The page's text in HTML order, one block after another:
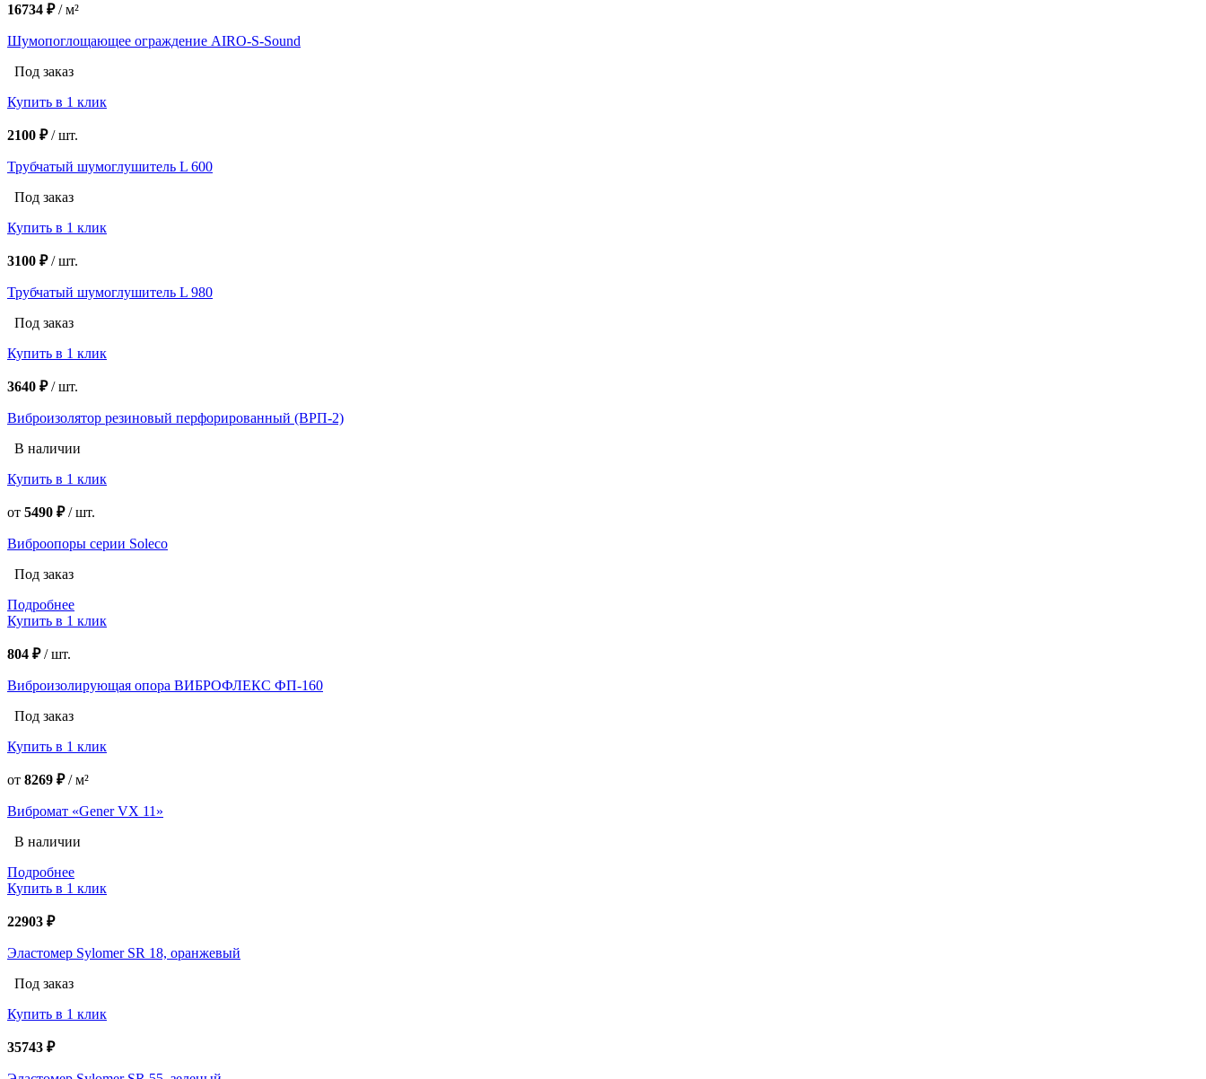
16734 ₽/м²
Шумопоглощающее ограждение AIRO-S-Sound
Под заказ
Купить в 1 клик
2100 ₽/шт.
Трубчатый шумоглушитель L 600
Под заказ
Купить в 1 клик
3100 ₽/шт.
Трубчатый шумоглушитель L 980
Под заказ
Купить в 1 клик
3640 ₽/шт.
Виброизолятор резиновый перфорированный (ВРП-2)
В наличии
Купить в 1 клик
от 5490 ₽/шт.
Виброопоры серии Soleco
Под заказ
Подробнее
Купить в 1 клик
804 ₽/шт.
Виброизолирующая опора ВИБРОФЛЕКС ФП-160
Под заказ
Купить в 1 клик
от 8269 ₽/м²
Вибромат «Gener VX 11»
В наличии
Подробнее
Купить в 1 клик
22903 ₽
Эластомер Sylomer SR 18, оранжевый
Под заказ
Купить в 1 клик
35743 ₽